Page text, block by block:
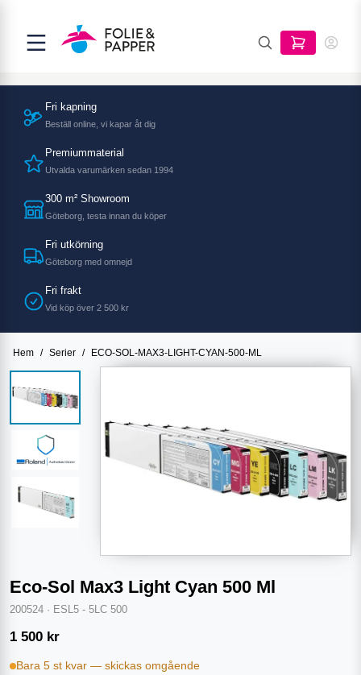
Fri kapning
Beställ online, vi kapar åt dig
Premiummaterial
Utvalda varumärken sedan 1994
300 m² Showroom
Göteborg, testa innan du köper
Fri utkörning
Göteborg med omnejd
Fri frakt
Vid köp över 2 500 kr
Hem / Serier / ECO-SOL-MAX3-LIGHT-CYAN-500-ML
Eco-Sol Max3 Light Cyan 500 Ml
200524 · ESL5 - 5LC 500
1 500 kr
Bara 5 st kvar — skickas omgående